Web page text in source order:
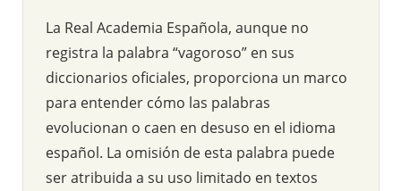
La Real Academia Española, aunque no
registra la palabra “vagoroso” en sus
diccionarios oficiales, proporciona un marco
para entender cómo las palabras
evolucionan o caen en desuso en el idioma
español. La omisión de esta palabra puede
ser atribuida a su uso limitado en textos